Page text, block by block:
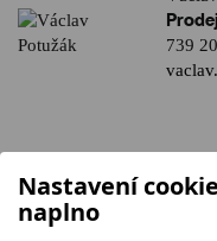
739
Nastavení
naplno